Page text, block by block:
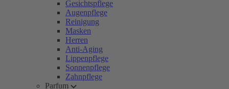
Gesichtspflege
Augenpflege
Reinigung
Masken
Herren
Anti-Aging
Lippenpflege
Sonnenpflege
Zahnpflege
Parfum